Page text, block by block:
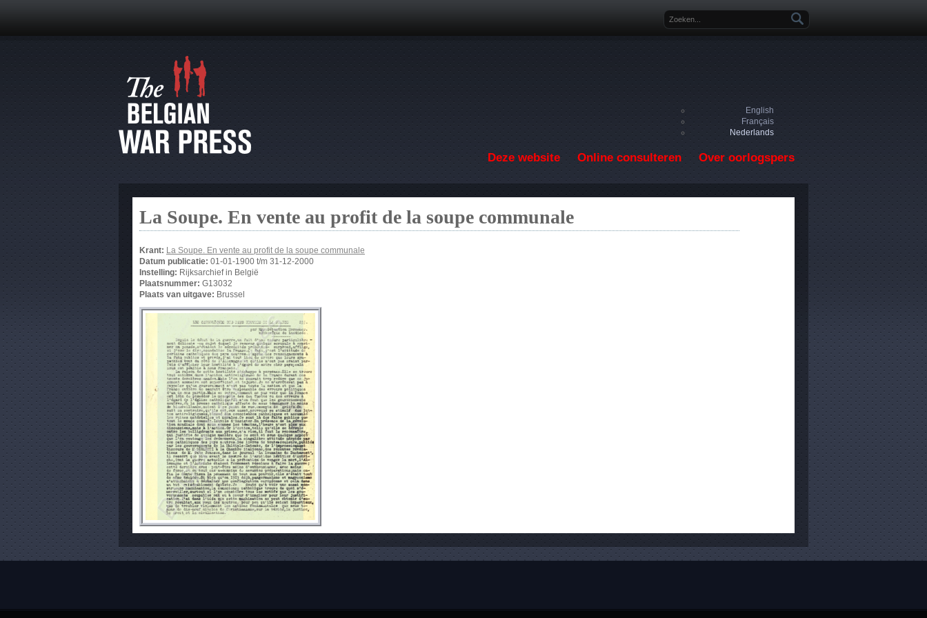
Zoekveld
English
Français
Nederlands
Deze website Online consulteren Over oorlogspers
La Soupe. En vente au profit de la soupe communale
Krant: La Soupe. En vente au profit de la soupe communale
Datum publicatie: 01-01-1900 t/m 31-12-2000
Instelling: Rijksarchief in België
Plaatsnummer: G13032
Plaats van uitgave: Brussel